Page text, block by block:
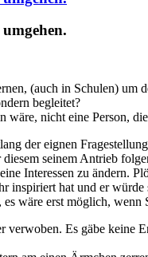
(auch in Schulen) um
begleitet?
wäre, nicht eine Person,
der eignen
seinem Antrieb
Interessen zu ändern.
inspiriert hat und er
wäre erst möglich,
verwoben. Es gäbe